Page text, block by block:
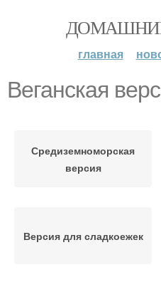
главная
Веганская
Средиземноморская
версия
Версия для сладкоежек